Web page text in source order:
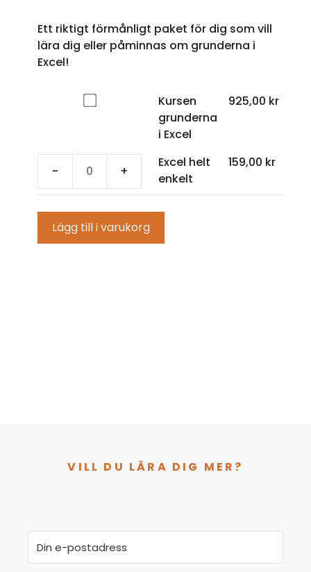
Ett riktigt förmånligt paket för dig som vill
lära dig eller påminnas om grunderna i
Excel!
Köp
grunderna
Excel
för
925,00 kr
Kursen
grunderna
i Excel
925,00 kr
-
Excel
helt
enkelt
mängd
+
Excel helt
enkelt
159,00 kr
Lägg till i varukorg
VILL DU LÄRA DIG MER?